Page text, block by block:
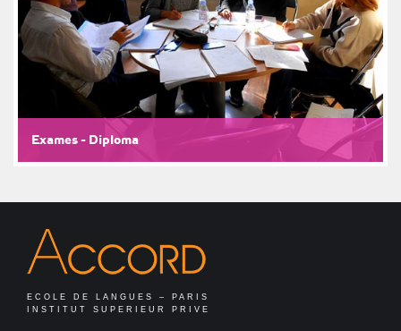
Exames - Diploma
ECOLE DE LANGUES – PARIS
INSTITUT SUPERIEUR PRIVE